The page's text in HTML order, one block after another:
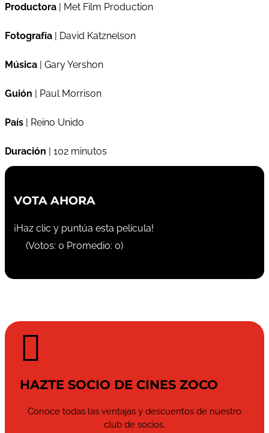
Productora | Met Film Production
Fotografía | David Katznelson
Música | Gary Yershon
Guión | Paul Morrison
País | Reino Unido
Duración | 102 minutos
VOTA AHORA
¡Haz clic y puntúa esta película!
(Votos: 0 Promedio: 0)

HAZTE SOCIO DE CINES ZOCO
Conoce todas las ventajas y descuentos de nuestro
club de socios.